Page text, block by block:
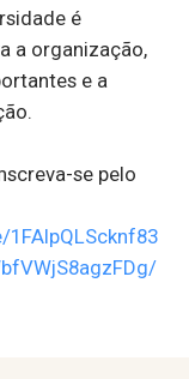
é
a organização,
e a
se pelo